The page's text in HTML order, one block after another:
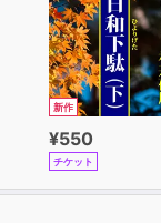
新作
¥550
チケット